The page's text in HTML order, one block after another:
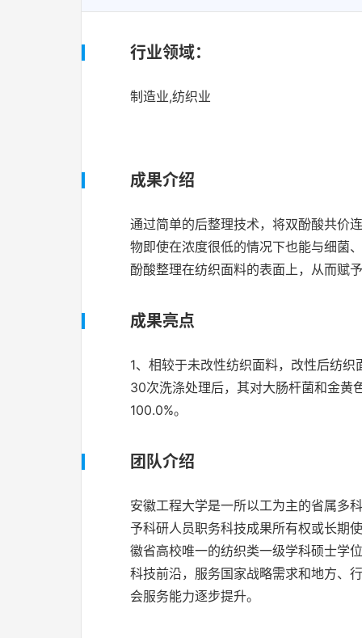
行业领域：
制造业,纺织业
成果介绍
通过简单的后整理技术，将双酚酸共价
物即使在浓度很低的情况下也能与细菌
酚酸整理在纺织面料的表面上，从而赋
成果亮点
1、相较于未改性纺织面料，改性后纺
30次洗涤处理后，其对大肠杆菌和金黄
100.0%。
团队介绍
安徽工程大学是一所以工为主的省属多
予科研人员职务科技成果所有权或长期
徽省高校唯一的纺织类一级学科硕士学
科技前沿，服务国家战略需求和地方、
会服务能力逐步提升。